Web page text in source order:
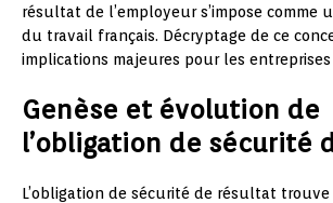
résultat de l’employeur s’impose comme
du travail français. Décryptage de ce
implications majeures pour les
Genèse et évolution de
l’obligation de sécurité
L’obligation de sécurité de résultat trouve